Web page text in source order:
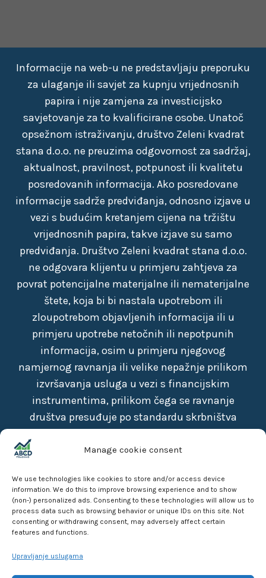
Manage cookie consent
We use technologies like cookies to store and/or access device
information. We do this to improve browsing experience and to show
(non-) personalized ads. Consenting to these technologies will allow us to
process data such as browsing behavior or unique IDs on this site. Not
consenting or withdrawing consent, may adversely affect certain
features and functions.
Upravljanje uslugama
Informacije na web-u ne predstavljaju preporuku
za ulaganje ili savjet za kupnju vrijednosnih
papira i nije zamjena za investicijsko
savjetovanje za to kvalificirane osobe. Unatoč
opsežnom istraživanju, društvo Zeleni kvadrat
stana d.o.o. ne preuzima odgovornost za sadržaj,
aktualnost, pravilnost, potpunost ili kvalitetu
posredovanih informacija. Ako posredovane
informacije sadrže predviđanja, odnosno izjave u
vezi s budućim kretanjem cijena na tržištu
vrijednosnih papira, takve izjave su samo
predviđanja. Društvo Zeleni kvadrat stana d.o.o.
ne odgovara klijentu u primjeru zahtjeva za
povrat potencijalne materijalne ili nematerijalne
štete, koja bi bi nastala upotrebom ili
zloupotrebom objavljenih informacija ili u
primjeru upotrebe netočnih ili nepotpunih
informacija, osim u primjeru njegovog
namjernog ravnanja ili velike nepažnje prilikom
izvršavanja usluga u vezi s financijskim
instrumentima, prilikom čega se ravnanje
društva presuđuje po standardu skrbništva
izvedeni financijski instrumenti (derivati)
gubitak kapitala. Bez obzira na pozitivne
rezultate ostvarene u prošlosti i izvrsne
marljivosti trgovaca kod skrbništva odgovornih
osoba za trgovanje, negativni rezultati nisu